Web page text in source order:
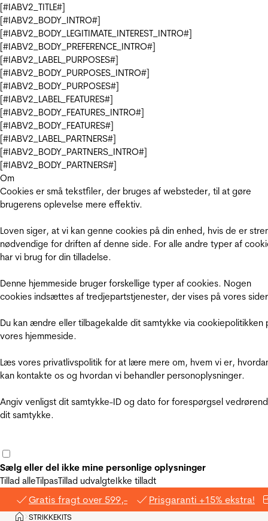
[#IABV2_TITLE#]
[#IABV2_BODY_INTRO#]
[#IABV2_BODY_LEGITIMATE_INTEREST_INTRO#]
[#IABV2_BODY_PREFERENCE_INTRO#]
[#IABV2_LABEL_PURPOSES#]
[#IABV2_BODY_PURPOSES_INTRO#]
[#IABV2_BODY_PURPOSES#]
[#IABV2_LABEL_FEATURES#]
[#IABV2_BODY_FEATURES_INTRO#]
[#IABV2_BODY_FEATURES#]
[#IABV2_LABEL_PARTNERS#]
[#IABV2_BODY_PARTNERS_INTRO#]
[#IABV2_BODY_PARTNERS#]
Om
Cookies er små tekstfiler, der bruges af websteder, til at gøre
brugerens oplevelse mere effektiv.
Loven siger, at vi kan genne cookies på din enhed, hvis de er
nødvendige for driften af denne side. For alle andre typer af
har vi brug for din tilladelse.
Denne hjemmeside bruger forskellige typer af cookies. Nogen
cookies indsættes af tredjepartstjenester, der vises på vores
Du kan ændre eller tilbagekalde dit samtykke via cookiepolitikken
vores hjemmeside.
Læs vores privatlivspolitik for at lære mere om, hvem vi er,
kan kontakte os og hvordan vi behandler personoplysninger.
Angiv venligst dit samtykke-ID og dato for forespørgsel
dit samtykke.
Sælg eller del ikke mine personlige oplysninger
Tillad alleTilpasTillad udvalgteIkke tilladt
Gratis fragt over 599,- Prisgaranti +15% ekstra!
Hjem
>STRIKKEKITS